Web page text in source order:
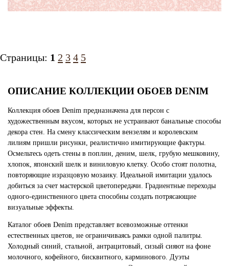
Страницы: 1 2 3 4 5
ОПИСАНИЕ КОЛЛЕКЦИИ ОБОЕВ DENIM
Коллекция обоев Denim предназначена для персон с
художественным вкусом, которых не устраивают банальные способы
декора стен. На смену классическим вензелям и королевским
лилиям пришли рисунки, реалистично имитирующие фактуры.
Осмельтесь одеть стены в поплин, деним, шелк, грубую мешковину,
хлопок, японский шелк и виниловую клетку. Особо стоят полотна,
повторяющие изразцовую мозаику. Идеальной имитации удалось
добиться за счет мастерской цветопередачи. Градиентные переходы
одного-единственного цвета способны создать потрясающие
визуальные эффекты.
Каталог обоев Denim представляет всевозможные оттенки
естественных цветов, не ограничиваясь рамки одной палитры.
Холодный синий, стальной, антрацитовый, сизый сияют на фоне
молочного, кофейного, бисквитного, карминового. Дуэты